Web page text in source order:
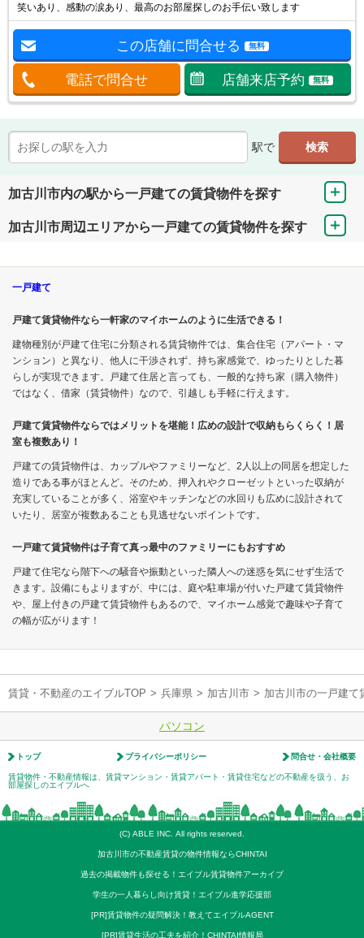
笑いあり、感動の涙あり、最高のお部屋探しのお手伝い致します
この店舗に問合せる 無料
電話で問合せ 店舗来店予約 無料
駅で
加古川市内の駅から一戸建ての賃貸物件を探す
加古川市周辺エリアから一戸建ての賃貸物件を探す
一戸建て
戸建て賃貸物件なら一軒家のマイホームのように生活できる！
建物種別が戸建て住宅に分類される賃貸物件では、集合住宅（アパート・マ
ンション）と異なり、他人に干渉されず、持ち家感覚で、ゆったりとした暮
らしが実現できます。戸建て住居と言っても、一般的な持ち家（購入物件）
ではなく、借家（賃貸物件）なので、引越しも手軽に行えます。
戸建て賃貸物件ならではメリットを堪能！広めの設計で収納もらくらく！居
室も複数あり！
戸建ての賃貸物件は、カップルやファミリーなど、2人以上の同居を想定した
造りである事がほとんど。そのため、押入れやクローゼットといった収納が
充実していることが多く、浴室やキッチンなどの水回りも広めに設計されて
いたり、居室が複数あることも見逃せないポイントです。
一戸建て賃貸物件は子育て真っ最中のファミリーにもおすすめ
戸建て住宅なら階下への騒音や振動といった隣人への迷惑を気にせず生活で
きます。設備にもよりますが、中には、庭や駐車場が付いた戸建て賃貸物件
や、屋上付きの戸建て賃貸物件もあるので、マイホーム感覚で趣味や子育て
の幅が広がります！
賃貸・不動産のエイブルTOP > 兵庫県 > 加古川市 > 加古川市の一戸建て
パソコン
トップ プライバシーポリシー 問合せ・会社概要
賃貸物件・不動産情報は、賃貸マンション・賃貸アパート・賃貸住宅などの不動産を扱う、お
部屋探しのエイブルへ
(C) ABLE INC. All rights reserved.
加古川市の不動産賃貸の物件情報ならCHINTAI
過去の掲載物件も探せる！エイブル賃貸物件アーカイブ
学生の一人暮らし向け賃貸！エイブル進学応援部
[PR]賃貸物件の疑問解決！教えてエイブルAGENT
[PR]賃貸生活の工夫を紹介！CHINTAI情報局